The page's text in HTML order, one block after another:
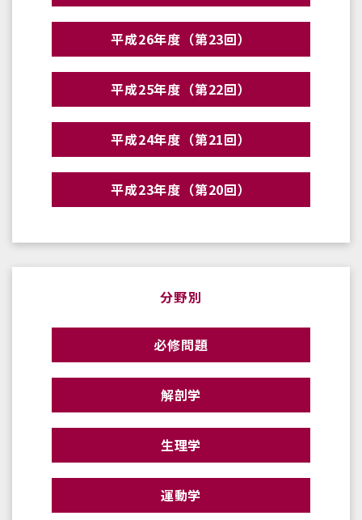
平成26年度（第23回）
平成25年度（第22回）
平成24年度（第21回）
平成23年度（第20回）
分野別
必修問題
解剖学
生理学
運動学